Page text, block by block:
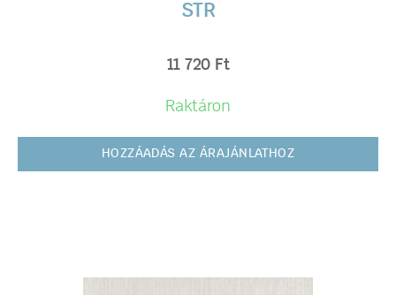
STR
11 720 Ft
Raktáron
HOZZÁADÁS AZ ÁRAJÁNLATHOZ